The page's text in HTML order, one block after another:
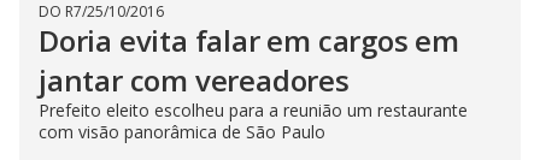
DO R7/25/10/2016
Doria evita falar em cargos em
jantar com vereadores
Prefeito eleito escolheu para a reunião um restaurante
com visão panorâmica de São Paulo